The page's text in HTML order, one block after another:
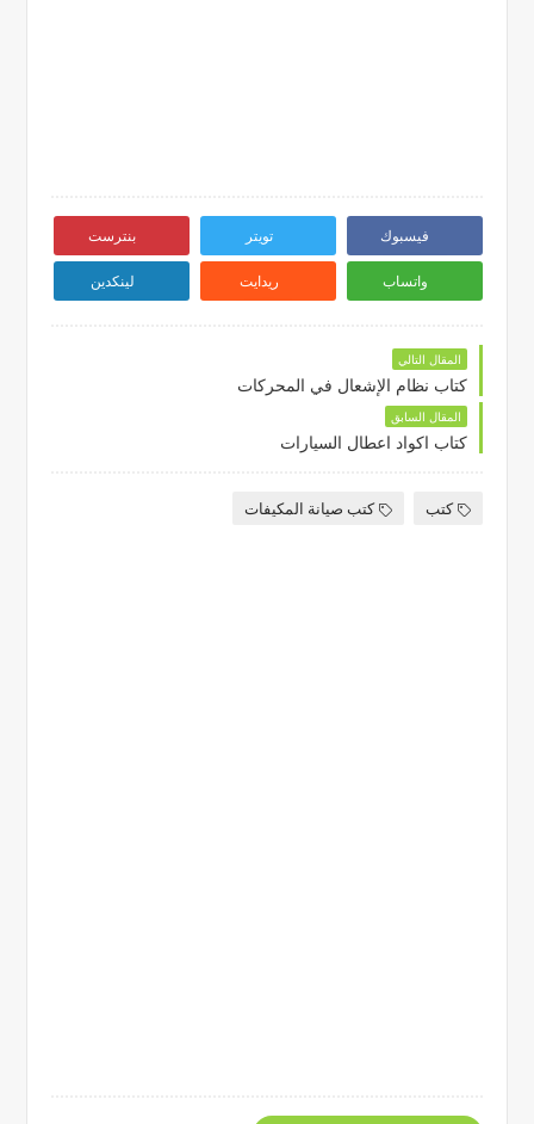
فيسبوك تويتر بنترست
واتساب ريدايت لينكدين
المقال التالي
كتاب نظام الإشعال في المحركات
المقال السابق
كتاب اكواد اعطال السيارات
كتب كتب صيانة المكيفات